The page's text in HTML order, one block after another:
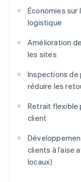
Économies sur
logistique
Amélioration
les sites
Inspections de
réduire les
Retrait flexible
client
clients à l’aise
locaux)